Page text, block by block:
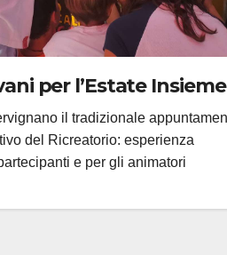
per l’Estate Insieme
il tradizionale
del Ricreatorio: esperienza
e per gli animatori